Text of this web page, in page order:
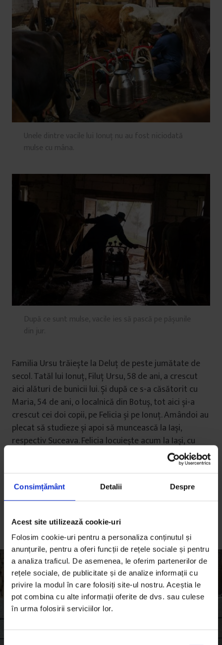
Consimțământ Detalii Despre
Acest site utilizează cookie-uri
Folosim cookie-uri pentru a personaliza conținutul și
anunțurile, pentru a oferi funcții de rețele sociale și pentru
a analiza traficul. De asemenea, le oferim partenerilor de
rețele sociale, de publicitate și de analize informații cu
privire la modul în care folosiți site-ul nostru. Aceștia le
pot combina cu alte informații oferite de dvs. sau culese
în urma folosirii serviciilor lor.
Unele dintre vacile lui Ionuț nu au fost niciodată
mulse cu mâna.
După ce sunt mulse, vacile ies să pască pe pășunile
din jur.
Familia Ursu trăiește la Deluț de peste jumătate de
secol. Tatăl lui Ionuț, Filuț Ursu, 58 de ani, a crescut
aici alături de bunicii lui. Și după ce s-a căsătorit cu
Maria, 54 de ani, o localnică din Botuș, tot aici și-a
crescut cei doi copii, pe Felicia și pe Ionuț. Amândoi au
plecat să studieze și apoi să muncească la Iași,
respectiv Suceava. Felicia locuiește acum la Iași, cu
soțul și cei trei copii, dar Ionuț s-a întors ca să
continue alături de Lidia afacerea cu brânzeturi a
familiei. Locuiesc cu toții într-o casă cu etaj împărțită
în două: într-o parte părinții, în cealaltă – Ionuț, Lidia
și copiii. În fiecare zi, cei doi încearcă să împace
cantitățile enorme de muncă, viața de cuplu și noul
rol de părinți.